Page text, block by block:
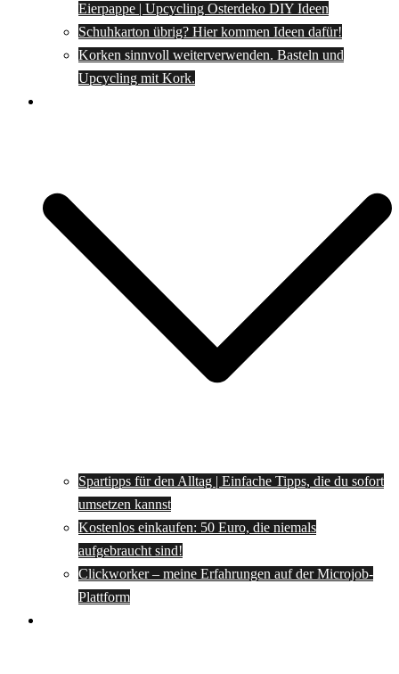
Eierpappe | Upcycling Osterdeko DIY Ideen
Schuhkarton übrig? Hier kommen Ideen dafür!
Korken sinnvoll weiterverwenden. Basteln und
Upcycling mit Kork.
Spartipps für den Alltag | Einfache Tipps, die du sofort
umsetzen kannst
Kostenlos einkaufen: 50 Euro, die niemals
aufgebraucht sind!
Clickworker – meine Erfahrungen auf der Microjob-
Plattform